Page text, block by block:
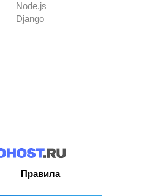
Node.js
Django
Правила